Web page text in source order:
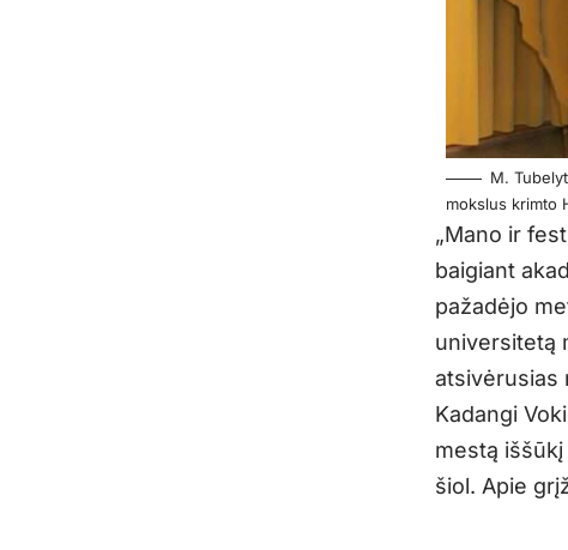
M.
mokslus krimto
„Mano ir
baigiant
pažadėjo
universitetą
atsivėrusias
Kadangi
mestą
šiol. Apie